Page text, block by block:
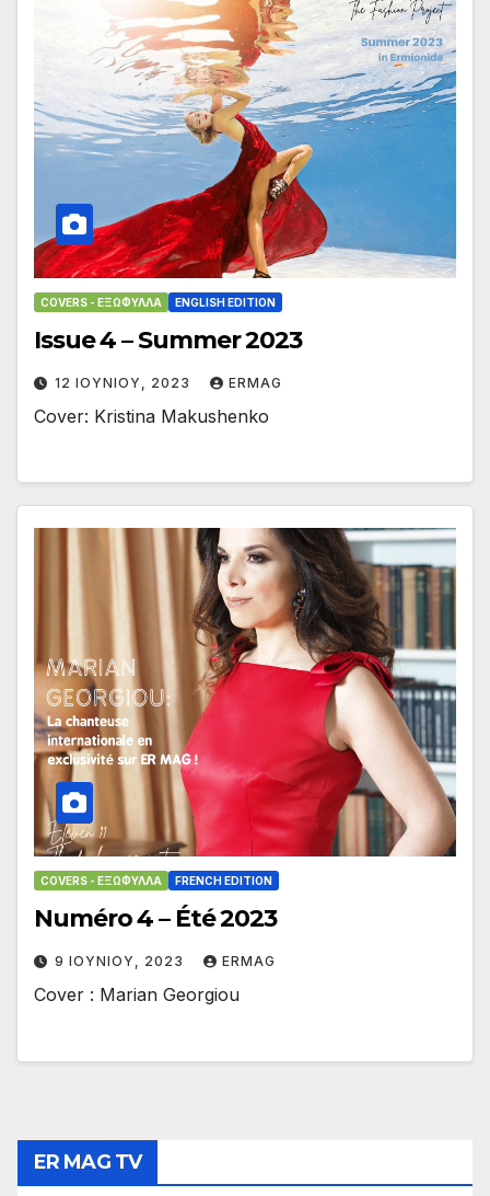
COVERS - ΕΞΏΦΥΛΛΑ ENGLISH EDITION
Issue 4 – Summer 2023
12 ΙΟΥΝΊΟΥ, 2023 ERMAG
Cover: Kristina Makushenko
COVERS - ΕΞΏΦΥΛΛΑ FRENCH EDITION
Numéro 4 – Été 2023
9 ΙΟΥΝΊΟΥ, 2023 ERMAG
Cover : Marian Georgiou
ER MAG TV